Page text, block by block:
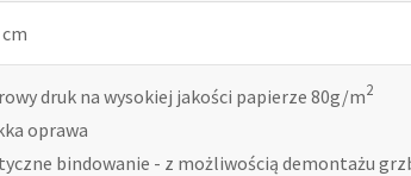
cm
druk na wysokiej jakości papierze 80g/m2
oprawa
bindowanie - z możliwością demontażu